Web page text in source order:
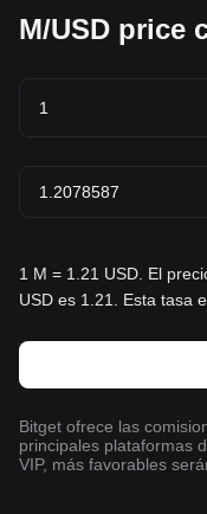
M/USD price
1 M = 1.21 USD. El
USD es 1.21. Esta tasa
Bitget ofrece las
principales plataformas
VIP, más favorables